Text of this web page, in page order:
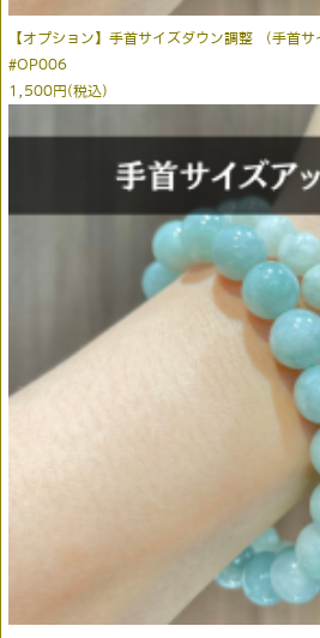
【オプション】手首サイズダウン調整 （手首サ
#OP006
1,500円(税込)